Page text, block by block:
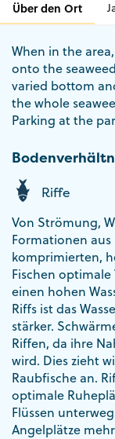
Über den Ort
When in the
onto the
varied bottom
the whole
Parking at the
Riffe
Von Strömung,
Formationen aus
komprimierten,
Fischen
einen hohen
Riffs ist das
stärker.
Riffen, da ihre
wird. Dies zieht
Raubfische an.
optimale
Flüssen
Angelplätze